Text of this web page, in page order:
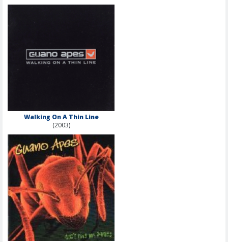
Walking On A Thin Line
(2003)